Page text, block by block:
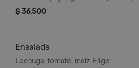
Campestre (quesos, huevo, pepinillos)
alimentos de origen animal) + papas
$ 36.500
Ensalada
Lechuga, tomate, maíz. Elige: